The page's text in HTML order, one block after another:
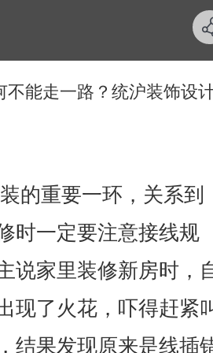
不能走一路？统沪装饰设
的重要一环，关系到
时一定要注意接线规
说家里装修新房时，
现了火花，吓得赶紧
结果发现原来是线插